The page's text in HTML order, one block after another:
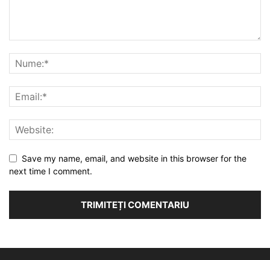
Save my name, email, and website in this browser for the
next time I comment.